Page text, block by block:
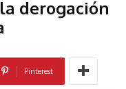
derogación
Pinterest